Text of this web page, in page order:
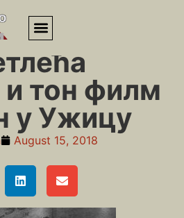
Прва светлећа реклама и тон
тон филм
у Ужицу
August 15, 2018